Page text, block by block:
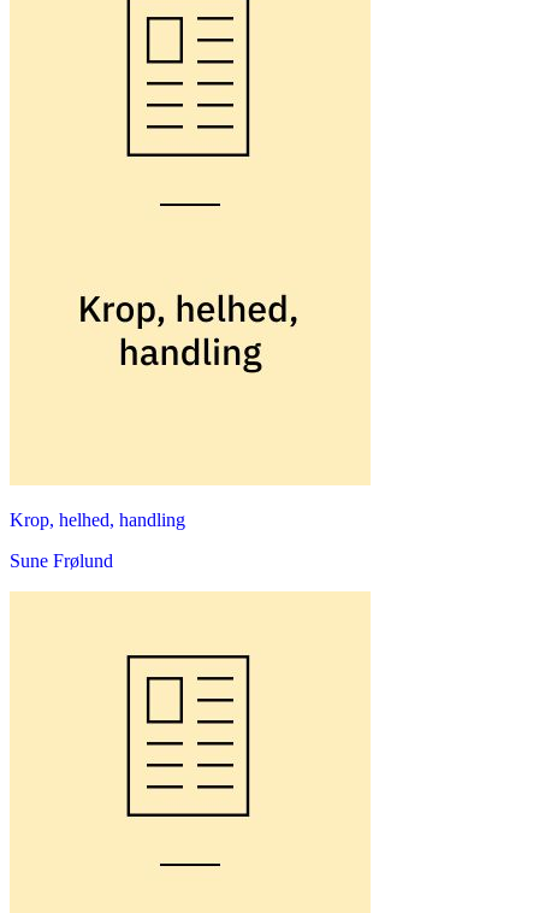
Krop, helhed, handling
Sune Frølund